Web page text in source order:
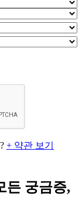
+ 약관 보기
든 궁금증,